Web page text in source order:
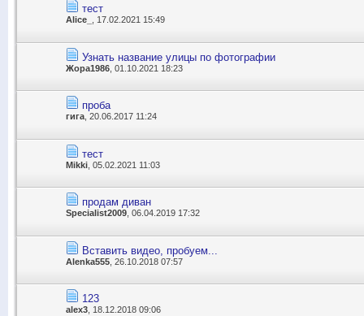
тест
Alice_ , 17.02.2021 15:49
Узнать название улицы по фотографии
Жора1986 , 01.10.2021 18:23
проба
гига , 20.06.2017 11:24
тест
Mikki , 05.02.2021 11:03
продам диван
Specialist2009 , 06.04.2019 17:32
Вставить видео, пробуем...
Alenka555 , 26.10.2018 07:57
123
alex3 , 18.12.2018 09:06